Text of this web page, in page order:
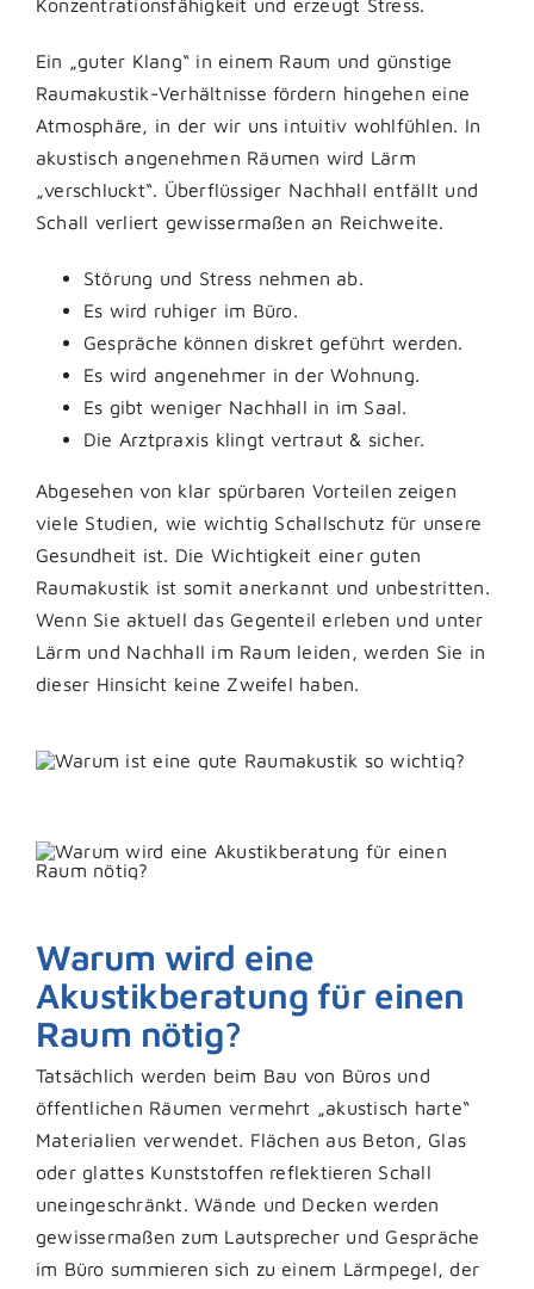
Ein „guter Klang“ in einem Raum und günstige
Raumakustik-Verhältnisse fördern hingehen eine
Atmosphäre, in der wir uns intuitiv wohlfühlen. In
akustisch angenehmen Räumen wird Lärm
„verschluckt“. Überflüssiger Nachhall entfällt und
Schall verliert gewissermaßen an Reichweite.
Störung und Stress nehmen ab.
Es wird ruhiger im Büro.
Gespräche können diskret geführt werden.
Es wird angenehmer in der Wohnung.
Es gibt weniger Nachhall in im Saal.
Die Arztpraxis klingt vertraut & sicher.
Abgesehen von klar spürbaren Vorteilen zeigen
viele Studien, wie wichtig Schallschutz für unsere
Gesundheit ist. Die Wichtigkeit einer guten
Raumakustik ist somit anerkannt und unbestritten.
Wenn Sie aktuell das Gegenteil erleben und unter
Lärm und Nachhall im Raum leiden, werden Sie in
dieser Hinsicht keine Zweifel haben.
Warum wird eine
Akustikberatung für einen
Raum nötig?
Tatsächlich werden beim Bau von Büros und
öffentlichen Räumen vermehrt „akustisch harte“
Materialien verwendet. Flächen aus Beton, Glas
oder glattes Kunststoffen reflektieren Schall
uneingeschränkt. Wände und Decken werden
gewissermaßen zum Lautsprecher und Gespräche
im Büro summieren sich zu einem Lärmpegel, der